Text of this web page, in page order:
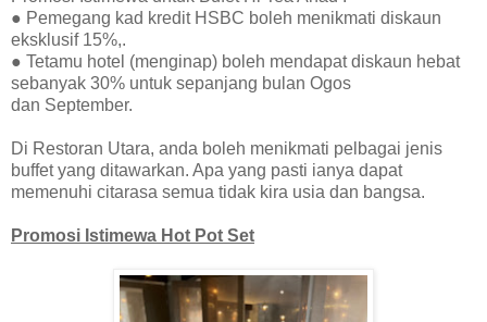
● Pemegang kad kredit HSBC boleh menikmati diskaun
eksklusif 15%,.
● Tetamu hotel (menginap) boleh mendapat diskaun hebat
sebanyak 30% untuk sepanjang bulan Ogos
dan September.
Di Restoran Utara, anda boleh menikmati pelbagai jenis
buffet yang ditawarkan. Apa yang pasti ianya dapat
memenuhi citarasa semua tidak kira usia dan bangsa.
Promosi Istimewa Hot Pot Set